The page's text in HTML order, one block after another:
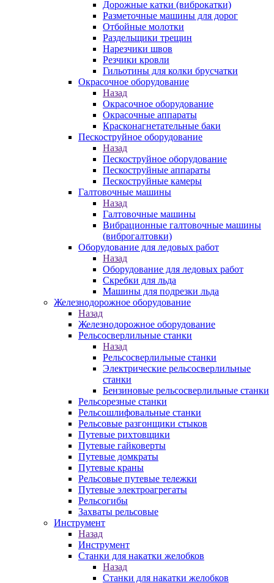
Дорожные катки (виброкатки)
Разметочные машины для дорог
Отбойные молотки
Раздельщики трещин
Нарезчики швов
Резчики кровли
Гильотины для колки брусчатки
Окрасочное оборудование
Назад
Окрасочное оборудование
Окрасочные аппараты
Красконагнетательные баки
Пескоструйное оборудование
Назад
Пескоструйное оборудование
Пескоструйные аппараты
Пескоструйные камеры
Галтовочные машины
Назад
Галтовочные машины
Вибрационные галтовочные машины
(виброгалтовки)
Оборудование для ледовых работ
Назад
Оборудование для ледовых работ
Скребки для льда
Машины для подрезки льда
Железнодорожное оборудование
Назад
Железнодорожное оборудование
Рельсосверлильные станки
Назад
Рельсосверлильные станки
Электрические рельсосверлильные
станки
Бензиновые рельсосверлильные станки
Рельсорезные станки
Рельсошлифовальные станки
Рельсовые разгонщики стыков
Путевые рихтовщики
Путевые гайковерты
Путевые домкраты
Путевые краны
Рельсовые путевые тележки
Путевые электроагрегаты
Рельсогибы
Захваты рельсовые
Инструмент
Назад
Инструмент
Станки для накатки желобков
Назад
Станки для накатки желобков